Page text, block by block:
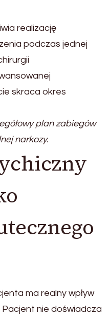
realizację
podczas jednej
skraca okres
plan zabiegów
narkozy.
ma realny wpływ
nie doświadcza